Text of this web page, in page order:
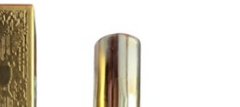
FIANZA TIKTOK
MODA CHICA